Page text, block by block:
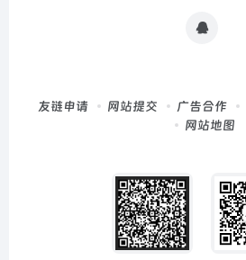
友链申请 网站提交 广告合作
网站地图